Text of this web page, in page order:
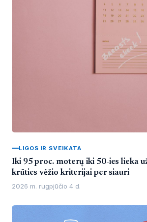
LIGOS IR SVEIKATA
Iki 95 proc. moterų iki 50-ies lieka
krūties vėžio kriterijai per siauri
2026 m. rugpjūčio 4 d.